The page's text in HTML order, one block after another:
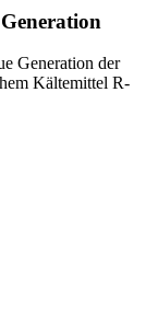
Generation der
Kältemittel R-